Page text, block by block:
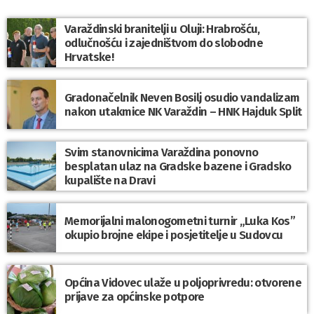
Varaždinski branitelji u Oluji: Hrabrošću,
odlučnošću i zajedništvom do slobodne
Hrvatske!
Gradonačelnik Neven Bosilj osudio vandalizam
nakon utakmice NK Varaždin – HNK Hajduk Split
Svim stanovnicima Varaždina ponovno
besplatan ulaz na Gradske bazene i Gradsko
kupalište na Dravi
Memorijalni malonogometni turnir „Luka Kos”
okupio brojne ekipe i posjetitelje u Sudovcu
Općina Vidovec ulaže u poljoprivredu: otvorene
prijave za općinske potpore